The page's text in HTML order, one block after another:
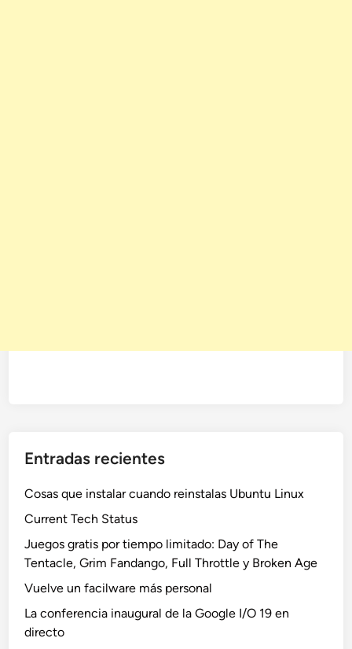
Entradas recientes
Cosas que instalar cuando reinstalas Ubuntu Linux
Current Tech Status
Juegos gratis por tiempo limitado: Day of The
Tentacle, Grim Fandango, Full Throttle y Broken Age
Vuelve un facilware más personal
La conferencia inaugural de la Google I/O 19 en
directo